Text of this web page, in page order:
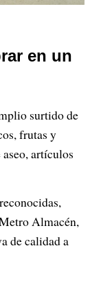
en un
surtido de
frutas y
artículos
Almacén,
de calidad a